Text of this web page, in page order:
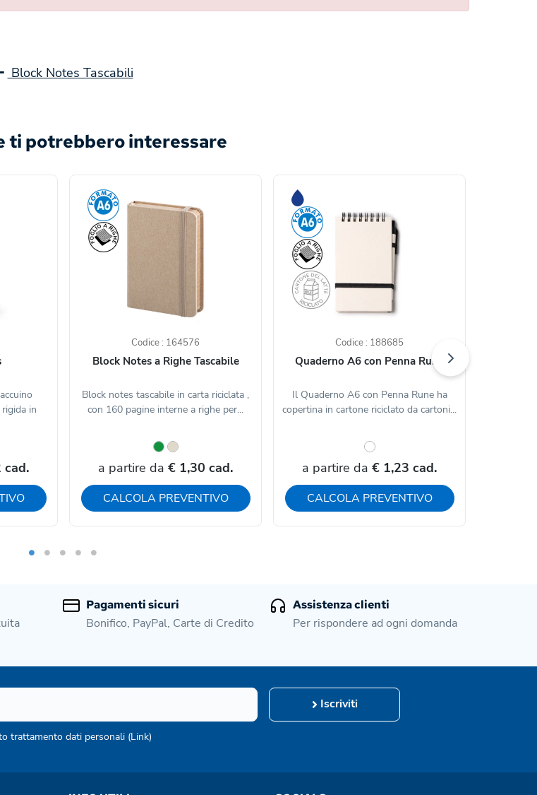
Block Notes Tascabili
ti potrebbero interessare
in
cad.
Codice : 164576
Block Notes a Righe Tascabile
Block notes tascabile in carta riciclata ,
con 160 pagine interne a righe per...
a partire da € 1,30 cad.
CALCOLA PREVENTIVO
Codice : 188685
Quaderno A6 con Penna Rune
Il Quaderno A6 con Penna Rune ha
copertina in cartone riciclato da cartoni...
a partire da € 1,23 cad.
CALCOLA PREVENTIVO
Pagamenti sicuri
Bonifico, PayPal, Carte di Credito
Assistenza clienti
Per rispondere ad ogni domanda
Iscriviti
trattamento dati personali (Link)